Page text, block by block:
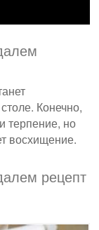
Конечно,
терпение, но
восхищение.
рецепт